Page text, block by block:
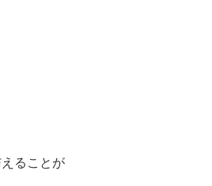
ることが